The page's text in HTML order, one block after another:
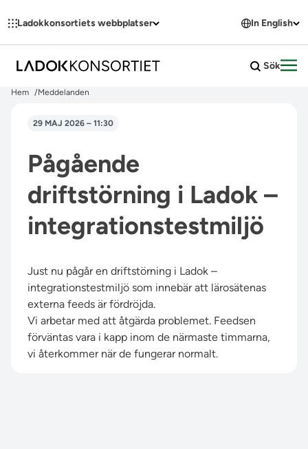
Ladokkonsortiets webbplatser In English
Sök
Hem Meddelanden
29 MAJ 2026 – 11:30
Pågående
driftstörning i Ladok –
integrationstestmiljö
Just nu pågår en driftstörning i Ladok –
integrationstestmiljö som innebär att lärosätenas
externa feeds är fördröjda.
Vi arbetar med att åtgärda problemet. Feedsen
förväntas vara i kapp inom de närmaste timmarna,
vi återkommer när de fungerar normalt.